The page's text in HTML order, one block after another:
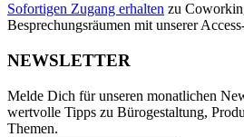
Sofortigen Zugang erhalten zu
Besprechungsräumen mit unserer
NEWSLETTER
Melde Dich für unseren monatlichen
wertvolle Tipps zu Bürogestaltung,
Themen.